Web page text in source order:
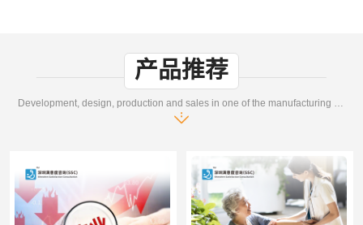
产品推荐